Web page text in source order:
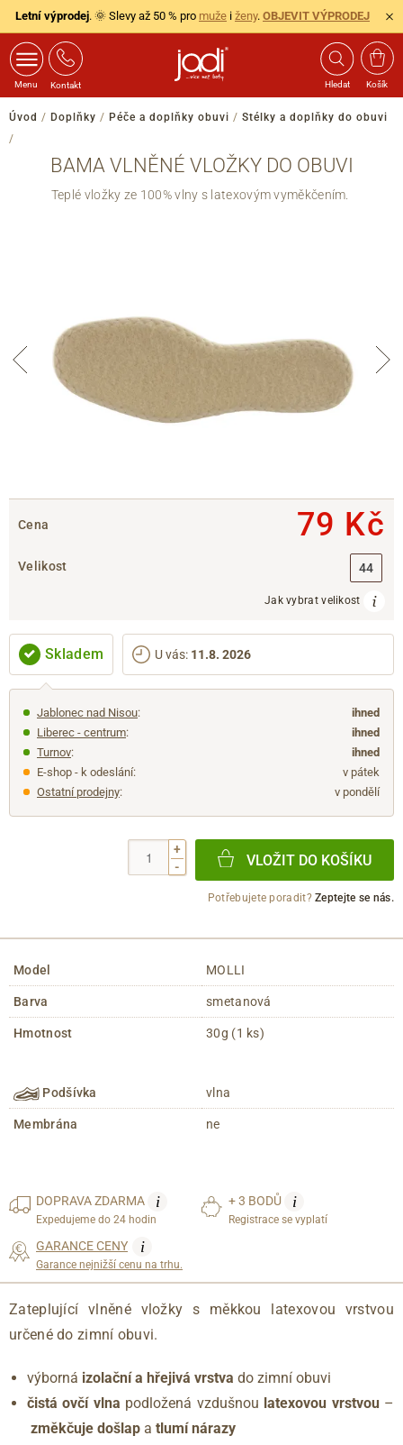
Letní výprodej. 🌞 Slevy až 50 % pro muže i ženy. OBJEVIT VÝPRODEJ
Menu Kontakt Hledat Košík
Úvod / Doplňky / Péče a doplňky obuvi / Stélky a doplňky do obuvi
/
BAMA VLNĚNÉ VLOŽKY DO OBUVI
Teplé vložky ze 100% vlny s latexovým vyměkčením.
Cena 79 Kč
Velikost 44
Jak vybrat velikost
Skladem U vás: 11.8. 2026
Jablonec nad Nisou:
ihned
Liberec - centrum:
ihned
Turnov:
ihned
E-shop - k odeslání:
v pátek
Ostatní prodejny: v pondělí
+
-
VLOŽIT DO KOŠÍKU
Potřebujete poradit?Zeptejte se nás.
Model MOLLI
Barva smetanová
Hmotnost 30g (1 ks)
Podšívka vlna
Membrána ne
DOPRAVAZDARMA i
Expedujeme do 24 hodin
+ 3 BODŮ i
Registrace se vyplatí
GARANCE CENY i
Garance nejnižší cenu na trhu.
Zateplující vlněné vložky s měkkou latexovou vrstvou
určené do zimní obuvi.
výborná izolační a hřejivá vrstva do zimní obuvi
čistá ovčí vlna podložená vzdušnou latexovou vrstvou–
změkčuje došlap a tlumí nárazy